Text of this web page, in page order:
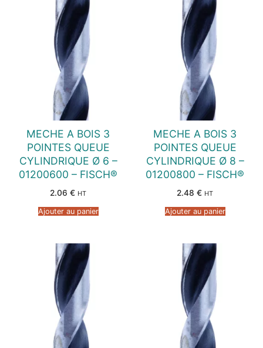
MECHE A BOIS 3
POINTES QUEUE
CYLINDRIQUE Ø 6 –
01200600 – FISCH®
2.06 € HT
Ajouter au panier
MECHE A BOIS 3
POINTES QUEUE
CYLINDRIQUE Ø 8 –
01200800 – FISCH®
2.48 € HT
Ajouter au panier